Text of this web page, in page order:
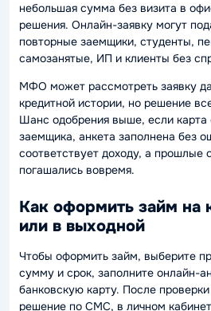
небольшая сумма без визита в
решения. Онлайн-заявку могут
повторные заемщики, студенты,
самозанятые, ИП и клиенты без
МФО может рассмотреть заявку
кредитной истории, но решение
Шанс одобрения выше, если
заемщика, анкета заполнена без
соответствует доходу, а прошлые
погашались вовремя.
Как оформить займ на
или в выходной
Чтобы оформить займ, выберите
сумму и срок, заполните онлайн-
банковскую карту. После
решение по СМС, в личном